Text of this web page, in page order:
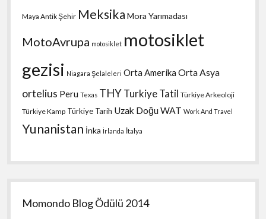
Maya Antik Şehir Meksika Mora Yarımadası
MotoAvrupa motosiklet motosiklet
gezisi Niagara Şelaleleri Orta Amerika Orta Asya
ortelius Peru Texas THYTurkiye Tatil Türkiye Arkeoloji
Türkiye Kamp Türkiye Tarih Uzak DoğuWAT Work And Travel
Yunanistan İnka İrlanda İtalya
Momondo Blog Ödülü 2014